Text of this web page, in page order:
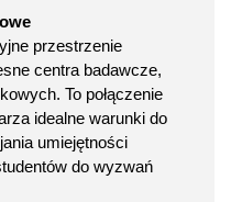
przestrzenie
centra badawcze,
To połączenie
idealne warunki do
umiejętności
do wyzwań